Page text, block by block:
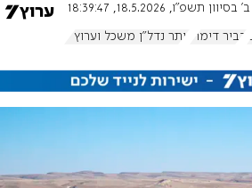
ב' בסיוון תשפ"ו, 18.5.2026, 18:39:47
דביר דימרי יותר נדל"ן משכל וערוץ 7